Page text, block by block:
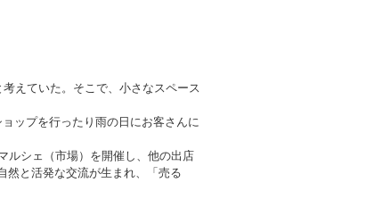
えていた。そこで、小さなスペース
ップを行ったり雨の日にお客さんに
ルシェ（市場）を開催し、他の出店
然と活発な交流が生まれ、「売る